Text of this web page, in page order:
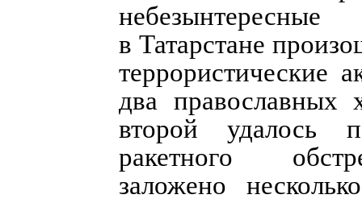
в Татарстане
террористические
два православных
второй удалось
ракетного
заложено